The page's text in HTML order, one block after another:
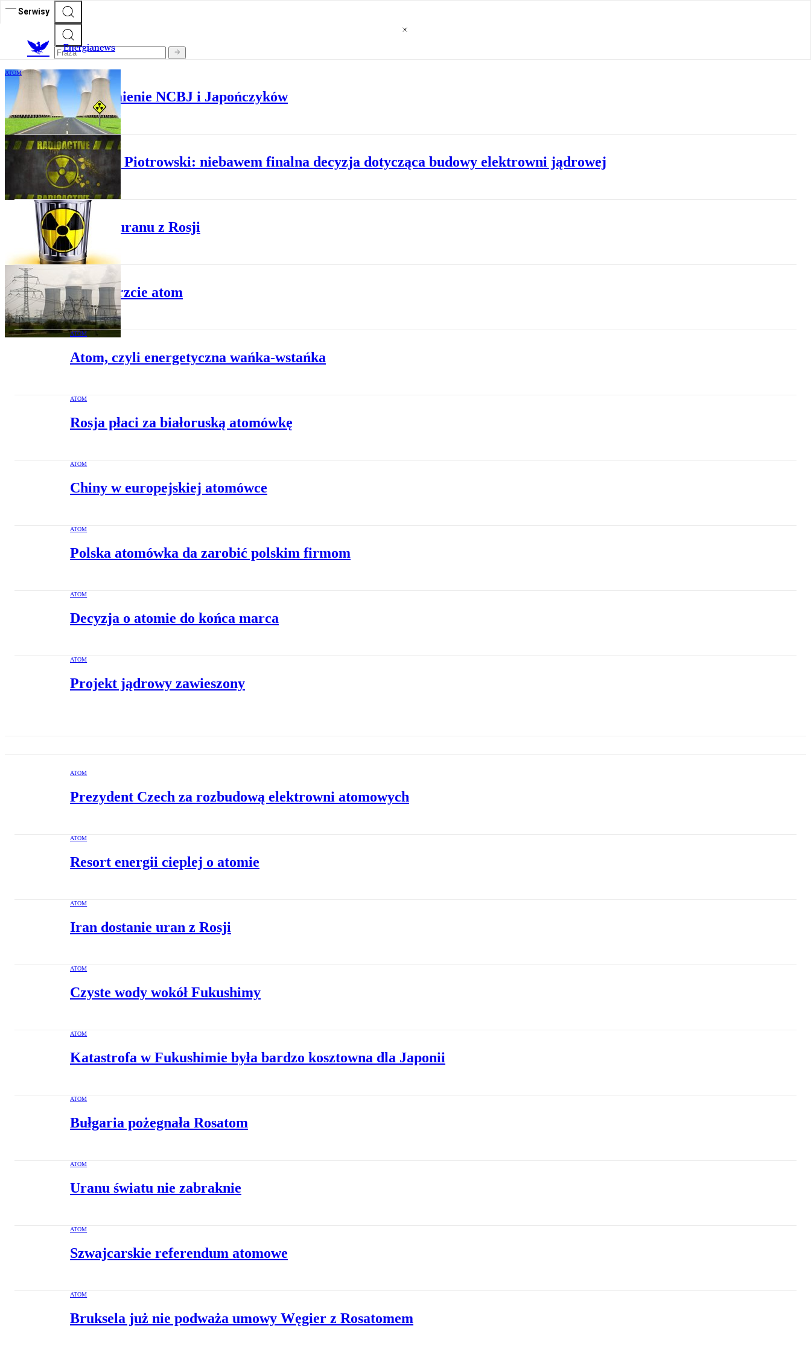
Serwisy
Energianews
ATOM
Atomowe porozumienie NCBJ i Japończyków
ATOM
Andrzej Piotrowski: niebawem finalna decyzja dotycząca budowy elektrowni jądrowej
ATOM
Więcej uranu z Rosji
UE: bierzcie atom
ATOM
Atom, czyli energetyczna wańka-wstańka
ATOM
Rosja płaci za białoruską atomówkę
ATOM
Chiny w europejskiej atomówce
ATOM
Polska atomówka da zarobić polskim firmom
ATOM
Decyzja o atomie do końca marca
ATOM
Projekt jądrowy zawieszony
ATOM
Prezydent Czech za rozbudową elektrowni atomowych
ATOM
Resort energii cieplej o atomie
ATOM
Iran dostanie uran z Rosji
ATOM
Czyste wody wokół Fukushimy
ATOM
Katastrofa w Fukushimie była bardzo kosztowna dla Japonii
ATOM
Bułgaria pożegnała Rosatom
ATOM
Uranu światu nie zabraknie
ATOM
Szwajcarskie referendum atomowe
ATOM
Bruksela już nie podważa umowy Węgier z Rosatomem